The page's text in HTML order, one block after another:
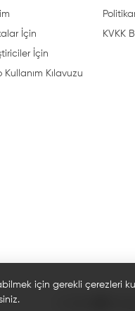
İçin
İçin
Kullanım Kılavuzu
KVKK
için gerekli çerezleri